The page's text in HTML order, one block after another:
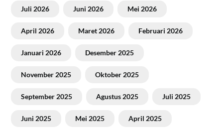
Juli 2026 Juni 2026 Mei 2026
April 2026 Maret 2026 Februari 2026
Januari 2026 Desember 2025
November 2025 Oktober 2025
September 2025 Agustus 2025 Juli 2025
Juni 2025 Mei 2025 April 2025